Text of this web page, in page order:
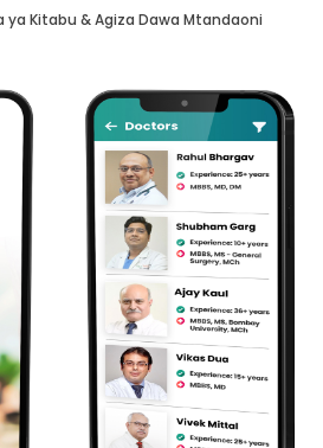
ya Kitabu & Agiza Dawa Mtandaoni